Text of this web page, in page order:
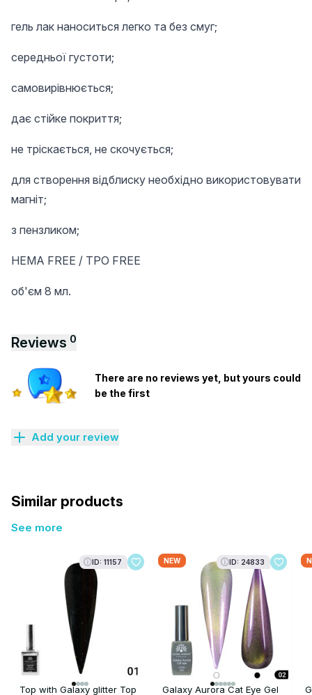
гель лак наноситься легко та без смуг;
середньої густоти;
самовирівнюється;
дає стійке покриття;
не тріскається, не скочується;
для створення відблиску необхідно використовувати
магніт;
з пензликом;
HEMA FREE / TPO FREE
об'єм 8 мл.
Reviews 0
There are no reviews yet, but yours could
be the first
Add your review
Similar products
See more
ID: 11157
Top with Galaxy glitter Top
NEW ID: 24833
Galaxy Aurora Cat Eye Gel